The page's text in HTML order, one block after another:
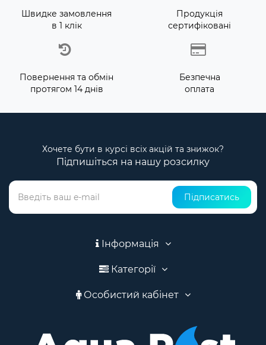
Швидке замовлення
в 1 клік
Продукція
сертифіковані
Повернення та обмін
протягом 14 днів
Безпечна
оплата
Хочете бути в курсі всіх акцій та знижок?
Підпишіться на нашу розсилку
Підписатись
Інформація
Категорії
Особистий кабінет